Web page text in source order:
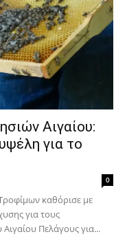
Αιγαίου:
για το
0
καθόρισε με
για τους
Πελάγους για...